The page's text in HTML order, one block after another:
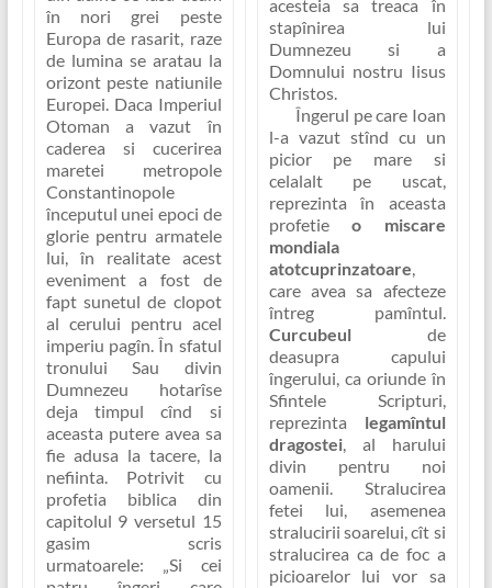
în nori grei peste
Europa de rasarit, raze
de lumina se aratau la
orizont peste natiunile
Europei. Daca Imperiul
Otoman a vazut în
caderea si cucerirea
maretei metropole
Constantinopole
începutul unei epoci de
glorie pentru armatele
lui, în realitate acest
eveniment a fost de
fapt sunetul de clopot
al cerului pentru acel
imperiu pagîn. În sfatul
tronului Sau divin
Dumnezeu hotarîse
deja timpul cînd si
aceasta putere avea sa
fie adusa la tacere, la
nefiinta. Potrivit cu
profetia biblica din
capitolul 9 versetul 15
gasim scris
urmatoarele: „Si cei
acesteia sa treaca în
stapînirea lui
Dumnezeu si a
Domnului nostru Iisus
Christos.
Îngerul pe care Ioan
l-a vazut stînd cu un
picior pe mare si
celalalt pe uscat,
reprezinta în aceasta
profetieo miscare
mondiala
atotcuprinzatoare,
care avea sa afecteze
întreg pamîntul.
Curcubeul de
deasupra capului
îngerului, ca oriunde în
Sfintele Scripturi,
reprezinta legamîntul
dragostei, al harului
divin pentru noi
oamenii. Stralucirea
fetei lui, asemenea
stralucirii soarelui, cît si
stralucirea ca de foc a
picioarelor lui vor sa